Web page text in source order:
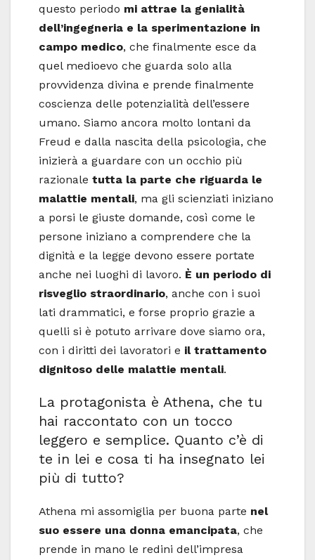
questo periodo mi attrae la genialità
dell’ingegneria e la sperimentazione in
campo medico, che finalmente esce da
quel medioevo che guarda solo alla
provvidenza divina e prende finalmente
coscienza delle potenzialità dell’essere
umano. Siamo ancora molto lontani da
Freud e dalla nascita della psicologia, che
inizierà a guardare con un occhio più
razionale tutta la parte che riguarda le
malattie mentali, ma gli scienziati iniziano
a porsi le giuste domande, così come le
persone iniziano a comprendere che la
dignità e la legge devono essere portate
anche nei luoghi di lavoro. È un periodo di
risveglio straordinario, anche con i suoi
lati drammatici, e forse proprio grazie a
quelli si è potuto arrivare dove siamo ora,
con i diritti dei lavoratori e il trattamento
dignitoso delle malattie mentali.
La protagonista è Athena, che tu
hai raccontato con un tocco
leggero e semplice. Quanto c’è di
te in lei e cosa ti ha insegnato lei
più di tutto?
Athena mi assomiglia per buona parte nel
suo essere una donna emancipata, che
prende in mano le redini dell’impresa